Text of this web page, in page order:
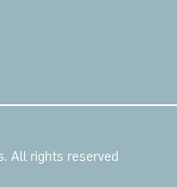
All rights reserved